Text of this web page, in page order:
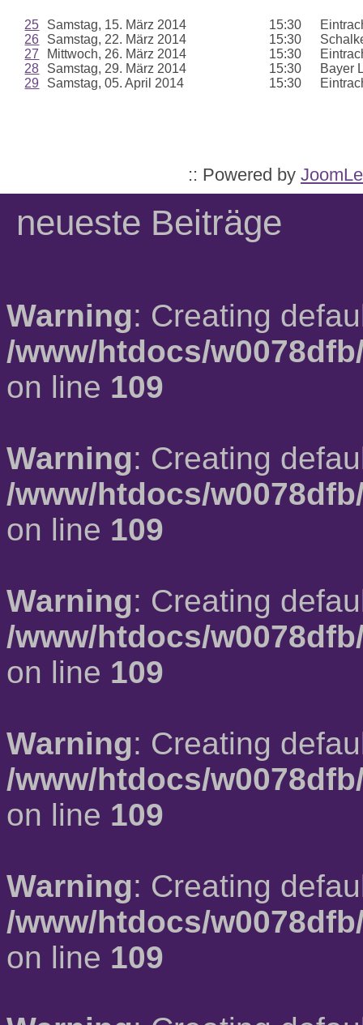
25 Samstag, 15. März 2014 15:30
26
Samstag, 22. März 2014 15:30
27
Mittwoch, 26. März 2014 15:30
28
Samstag, 29. März 2014 15:30
Bayer
29
Samstag, 05. April 2014 15:30
:: Powered by
neueste Beiträge
Warning: Creating
/www/htdocs/
on line 109
Warning: Creating
/www/htdocs/
on line 109
Warning: Creating
/www/htdocs/
on line 109
Warning: Creating
/www/htdocs/
on line 109
Warning: Creating
/www/htdocs/
on line 109